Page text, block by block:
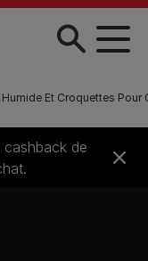
Et Croquettes Pour
cashback de